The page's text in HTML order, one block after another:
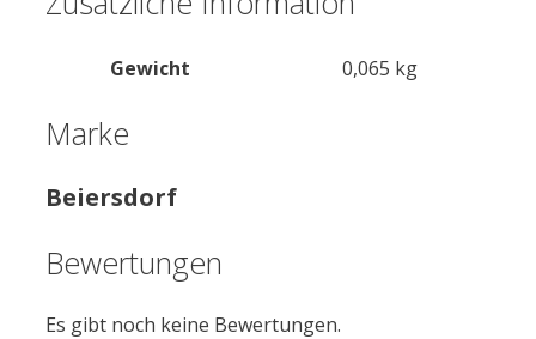
Gewicht 0,065 kg
Marke
Beiersdorf
Bewertungen
Es gibt noch keine Bewertungen.